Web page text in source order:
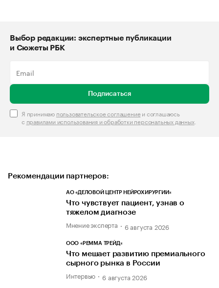
Выбор редакции: экспертные публикации
и Сюжеты РБК
Подписаться
Я принимаю пользовательское соглашениеи соглашаюсь
с правилами использования и обработки персональных данных.
Рекомендации партнеров:
АО «ДЕЛОВОЙ ЦЕНТР НЕЙРОХИРУРГИИ»
Что чувствует пациент, узнав о
тяжелом диагнозе
Мнение эксперта 6 августа 2026
ООО «РЕММА ТРЕЙД»
Что мешает развитию премиального
сырного рынка в России
Интервью 6 августа 2026